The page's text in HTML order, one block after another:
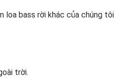
loa bass rời khác của chúng tôi
trời.